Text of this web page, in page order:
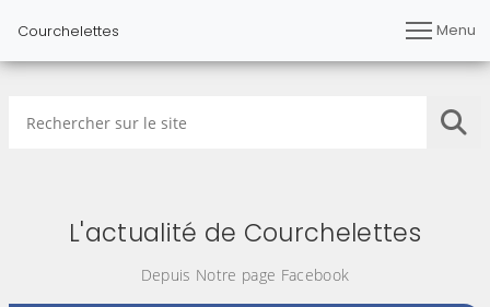
Courchelettes Menu
L'actualité de Courchelettes
Depuis Notre page Facebook